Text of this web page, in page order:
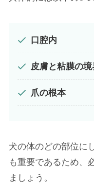
口腔内
皮膚と粘膜の
爪の根本
犬の体のどの部位に
も重要であるため、
ましょう。